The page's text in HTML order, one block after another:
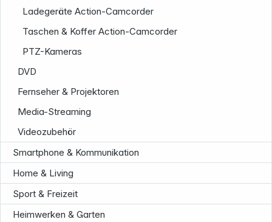
Ladegeräte Action-Camcorder
Taschen & Koffer Action-Camcorder
PTZ-Kameras
DVD
Fernseher & Projektoren
Media-Streaming
Videozubehör
Smartphone & Kommunikation
Home & Living
Sport & Freizeit
Heimwerken & Garten
Informationen